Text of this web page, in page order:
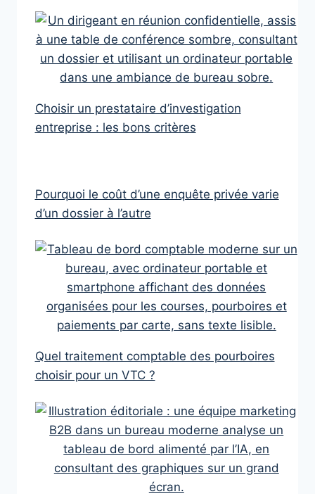
Choisir un prestataire d’investigation
entreprise : les bons critères
Pourquoi le coût d’une enquête privée varie
d’un dossier à l’autre
Quel traitement comptable des pourboires
choisir pour un VTC ?